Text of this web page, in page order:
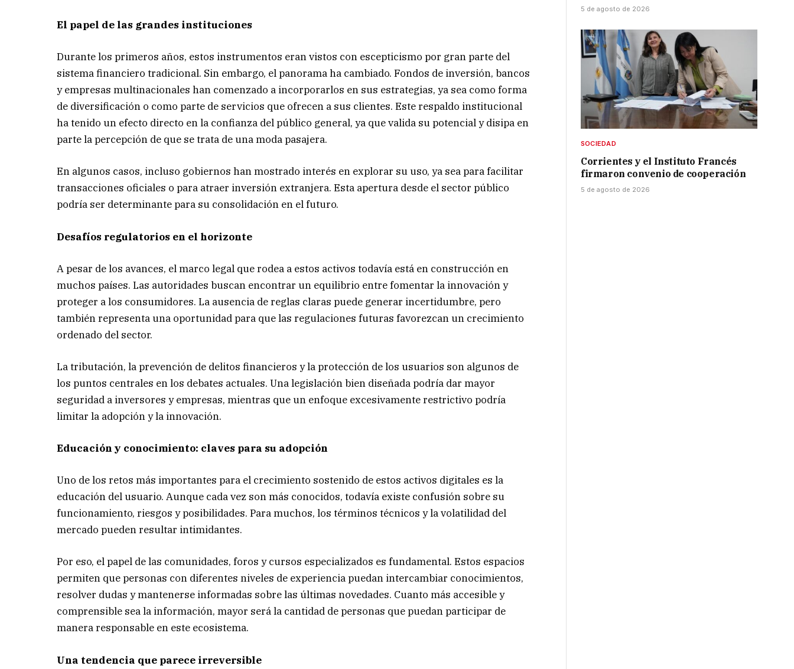
El papel de las grandes instituciones
Durante los primeros años, estos instrumentos eran vistos con escepticismo por gran parte del
sistema financiero tradicional. Sin embargo, el panorama ha cambiado. Fondos de inversión, bancos
y empresas multinacionales han comenzado a incorporarlos en sus estrategias, ya sea como forma
de diversificación o como parte de servicios que ofrecen a sus clientes. Este respaldo institucional
ha tenido un efecto directo en la confianza del público general, ya que valida su potencial y disipa en
parte la percepción de que se trata de una moda pasajera.
En algunos casos, incluso gobiernos han mostrado interés en explorar su uso, ya sea para facilitar
transacciones oficiales o para atraer inversión extranjera. Esta apertura desde el sector público
podría ser determinante para su consolidación en el futuro.
Desafíos regulatorios en el horizonte
A pesar de los avances, el marco legal que rodea a estos activos todavía está en construcción en
muchos países. Las autoridades buscan encontrar un equilibrio entre fomentar la innovación y
proteger a los consumidores. La ausencia de reglas claras puede generar incertidumbre, pero
también representa una oportunidad para que las regulaciones futuras favorezcan un crecimiento
ordenado del sector.
La tributación, la prevención de delitos financieros y la protección de los usuarios son algunos de
los puntos centrales en los debates actuales. Una legislación bien diseñada podría dar mayor
seguridad a inversores y empresas, mientras que un enfoque excesivamente restrictivo podría
limitar la adopción y la innovación.
Educación y conocimiento: claves para su adopción
Uno de los retos más importantes para el crecimiento sostenido de estos activos digitales es la
educación del usuario. Aunque cada vez son más conocidos, todavía existe confusión sobre su
funcionamiento, riesgos y posibilidades. Para muchos, los términos técnicos y la volatilidad del
mercado pueden resultar intimidantes.
Por eso, el papel de las comunidades, foros y cursos especializados es fundamental. Estos espacios
permiten que personas con diferentes niveles de experiencia puedan intercambiar conocimientos,
resolver dudas y mantenerse informadas sobre las últimas novedades. Cuanto más accesible y
comprensible sea la información, mayor será la cantidad de personas que puedan participar de
manera responsable en este ecosistema.
Una tendencia que parece irreversible
5 de agosto de 2026
SOCIEDAD
Corrientes y el Instituto Francés
firmaron convenio de cooperación
5 de agosto de 2026